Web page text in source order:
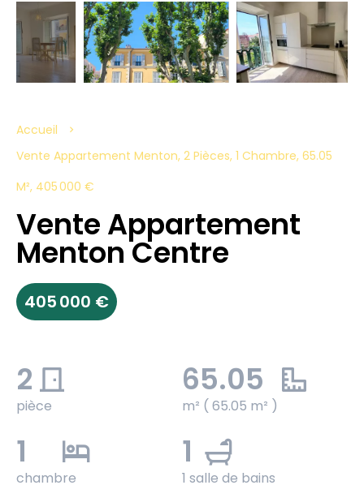
Accueil
Vente Appartement Menton, 2 Pièces, 1 Chambre, 65.05
M², 405 000 €
Vente Appartement
Menton Centre
405 000 €
2
pièce
65.05
m² ( 65.05 m² )
1
chambre
1
1 salle de bains